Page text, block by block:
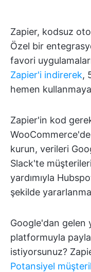
Zapier, kodsuz
Özel bir
favori
Zapier'i indirerek,
hemen
Zapier'in kod
kurun, verileri
Slack'te
yardımıyla
şekilde
Google'dan gelen
platformuyla
istiyorsunuz?
Potansiyel